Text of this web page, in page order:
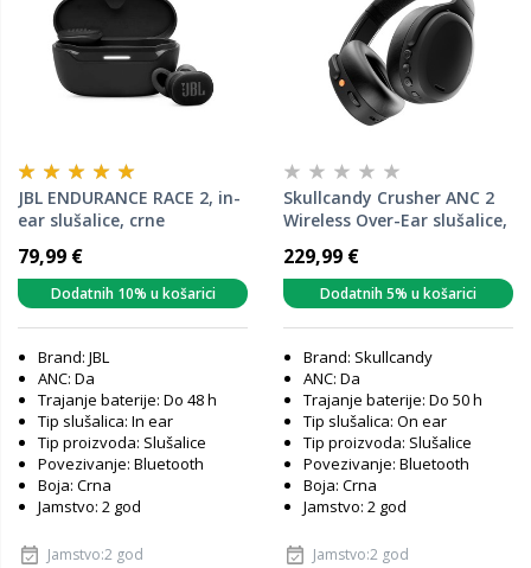
JBL ENDURANCE RACE 2, in-
ear slušalice, crne
79,99 €
Dodatnih 10% u košarici
Brand: JBL
ANC: Da
Trajanje baterije: Do 48 h
Tip slušalica: In ear
Tip proizvoda: Slušalice
Povezivanje: Bluetooth
Boja: Crna
Jamstvo: 2 god
Jamstvo:2 god
Skullcandy Crusher ANC 2
Wireless Over-Ear slušalice,
229,99 €
Dodatnih 5% u košarici
Brand: Skullcandy
ANC: Da
Trajanje baterije: Do 50 h
Tip slušalica: On ear
Tip proizvoda: Slušalice
Povezivanje: Bluetooth
Boja: Crna
Jamstvo: 2 god
Jamstvo:2 god